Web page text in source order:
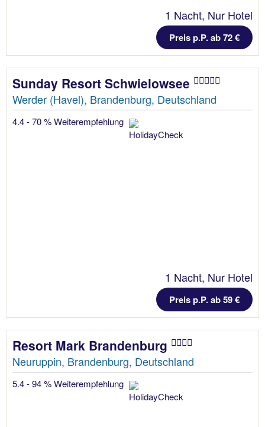
1 Nacht, Nur Hotel
Preis p.P. ab 72 €
Sunday Resort Schwielowsee
Werder (Havel), Brandenburg, Deutschland
4.4 - 70 % Weiterempfehlung
1 Nacht, Nur Hotel
Preis p.P. ab 59 €
Resort Mark Brandenburg
Neuruppin, Brandenburg, Deutschland
5.4 - 94 % Weiterempfehlung